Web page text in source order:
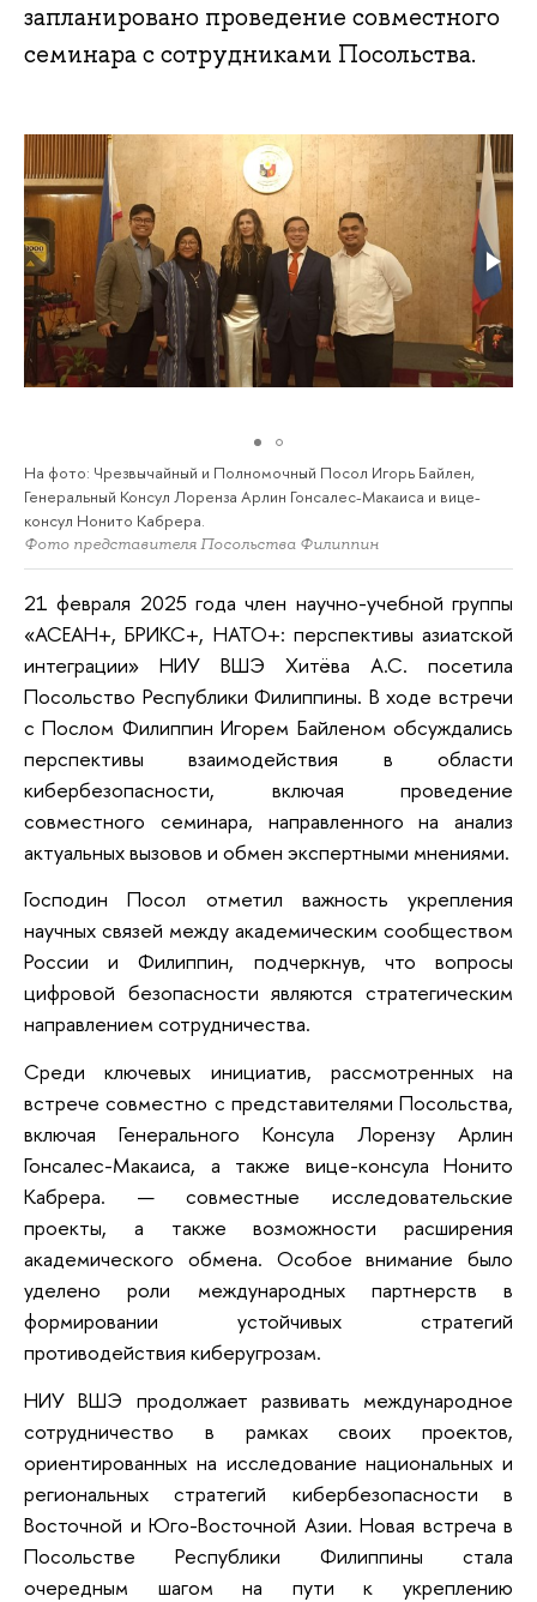
запланировано проведение совместного
семинара с сотрудниками Посольства.
На фото: Чрезвычайный и Полномочный Посол Игорь Байлен,
Генеральный Консул Лоренза Арлин Гонсалес-Макаиса и вице-
консул Нонито Кабрера.
Фото представителя Посольства Филиппин
21 февраля 2025 года член научно-учебной группы
«АСЕАН+, БРИКС+, НАТО+: перспективы азиатской
интеграции» НИУ ВШЭ Хитёва А.С. посетила
Посольство Республики Филиппины. В ходе встречи
с Послом Филиппин Игорем Бaйленом обсуждались
перспективы взаимодействия в области
кибербезопасности, включая проведение
совместного семинара, направленного на анализ
актуальных вызовов и обмен экспертными мнениями.
Господин Посол отметил важность укрепления
научных связей между академическим сообществом
России и Филиппин, подчеркнув, что вопросы
цифровой безопасности являются стратегическим
направлением сотрудничества.
Среди ключевых инициатив, рассмотренных на
встрече совместно с представителями Посольства,
включая Генерального Консула Лорензу Арлин
Гонсалес-Макаиса, а также вице-консула Нонито
Кабрера. — совместные исследовательские
проекты, а также возможности расширения
академического обмена. Особое внимание было
уделено роли международных партнерств в
формировании устойчивых стратегий
противодействия киберугрозам.
НИУ ВШЭ продолжает развивать международное
сотрудничество в рамках своих проектов,
ориентированных на исследование национальных и
региональных стратегий кибербезопасности в
Восточной и Юго-Восточной Азии. Новая встреча в
Посольстве Республики Филиппины стала
очередным шагом на пути к укреплению